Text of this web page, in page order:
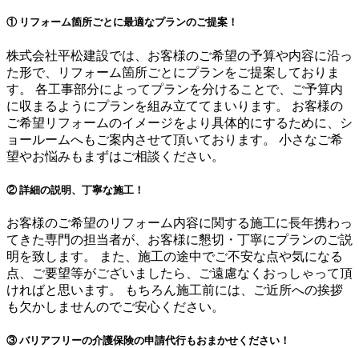
① リフォーム箇所ごとに最適なプランのご提案！
株式会社平松建設では、お客様のご希望の予算や内容に沿っ
た形で、リフォーム箇所ごとにプランをご提案しておりま
す。 各工事部分によってプランを分けることで、ご予算内
に収まるようにプランを組み立ててまいります。 お客様の
ご希望リフォームのイメージをより具体的にするために、シ
ョールームへもご案内させて頂いております。 小さなご希
望やお悩みもまずはご相談ください。
② 詳細の説明、丁寧な施工！
お客様のご希望のリフォーム内容に関する施工に長年携わっ
てきた専門の担当者が、お客様に懇切・丁寧にプランのご説
明を致します。 また、施工の途中でご不安な点や気になる
点、ご要望等がございましたら、ご遠慮なくおっしゃって頂
ければと思います。 もちろん施工前には、ご近所への挨拶
も欠かしませんのでご安心ください。
③ バリアフリーの介護保険の申請代行もおまかせください！